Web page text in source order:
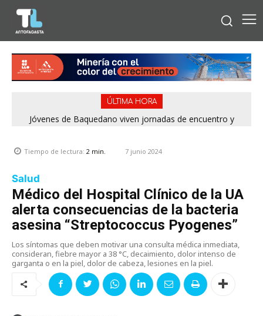
ÚLTIMA HORA
Jóvenes de Baquedano viven jornadas de encuentro y
Tiempo de lectura: 2 min. 7 junio 2024
Salud
Médico del Hospital Clínico de la UA
alerta consecuencias de la bacteria
asesina “Streptococcus Pyogenes”
Los síntomas que deben motivar una consulta médica inmediata,
consideran, fiebre mayor a 38 °C, decaimiento, dolor intenso de
garganta o en la piel, dolor de cabeza, lesiones en la piel.